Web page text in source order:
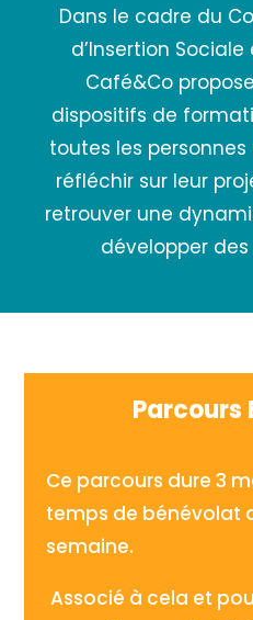
Dans le cadre du
d’Insertion
Café&Co
dispositifs de
toutes les
réfléchir sur leur
retrouver une
développer
Parcours
Ce parcours dure 3
temps de bénévolat
semaine.
Associé à cela et